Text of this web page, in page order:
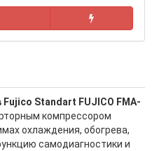
Standart FUJICO FMA-
компрессором
охлаждения, обогрева,
самодиагностики и